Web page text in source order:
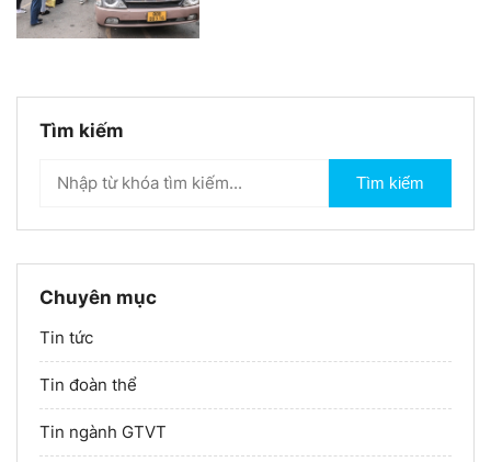
Tìm kiếm
Tìm kiếm
Chuyên mục
Tin tức
Tin đoàn thể
Tin ngành GTVT